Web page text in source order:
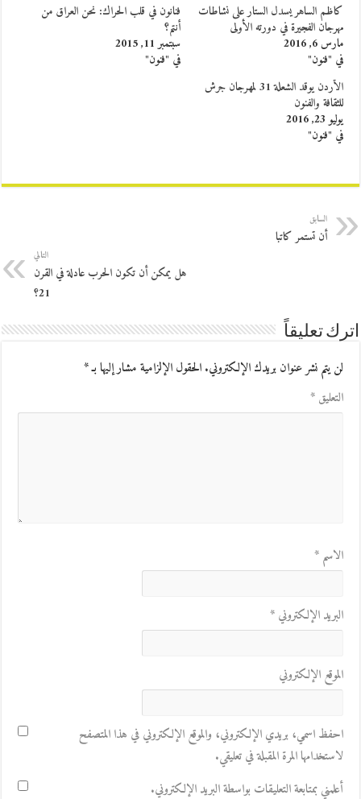
كاظم الساهر يسدل الستار على نشاطات
مهرجان الفجيرة في دورته الأولى
مارس 6, 2016
في "فنون"
فنانون في قلب الحراك: نحن العراق من
أنتم؟
سبتمبر 11, 2015
في "فنون"
الأردن يوقد الشعلة 31 لمهرجان جرش
للثقافة والفنون
يوليو 23, 2016
في "فنون"
السابق
أن تستمر كاتبا
التالي
هل يمكن أن تكون الحرب عادلة في القرن
21؟
اترك تعليقاً
لن يتم نشر عنوان بريدك الإلكتروني.الحقول الإلزامية مشار إليها بـ*
التعليق*
الاسم*
البريد الإلكتروني*
الموقع الإلكتروني
احفظ اسمي، بريدي الإلكتروني، والموقع الإلكتروني في هذا المتصفح
لاستخدامها المرة المقبلة في تعليقي.
أعلمني بمتابعة التعليقات بواسطة البريد الإلكتروني.